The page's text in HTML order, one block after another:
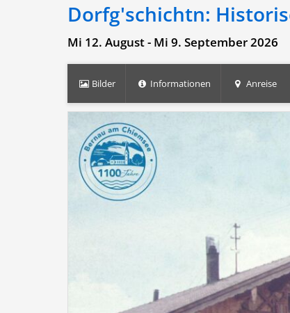
Dorfg'schichtn:
Mi 12. August - Mi 9. September 2026
Bilder Informationen Anreise